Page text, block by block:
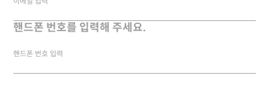
핸드폰 번호를 입력해 주세요.